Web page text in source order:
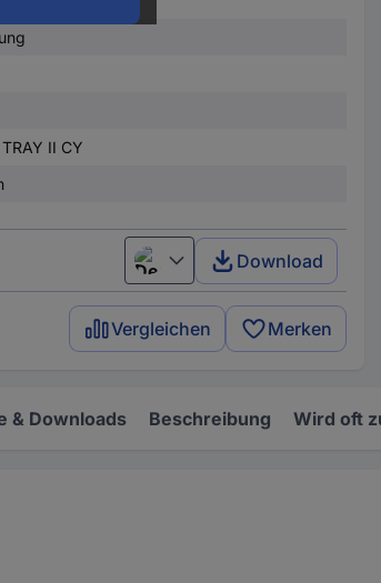
II CY
Deutsch (Deutschland)
Download
Vergleichen Merken
& Downloads Beschreibung Wird oft